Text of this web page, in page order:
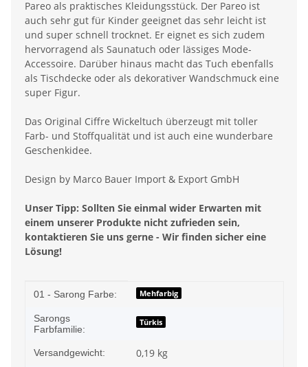
Pareo als praktisches Kleidungsstück. Der Pareo ist
auch sehr gut für Kinder geeignet das sehr leicht ist
und super schnell trocknet. Er eignet es sich zudem
hervorragend als Saunatuch oder lässiges Mode-
Accessoire. Darüber hinaus macht das Tuch ebenfalls
als Tischdecke oder als dekorativer Wandschmuck eine
super Figur.
Das Original Ciffre Wickeltuch überzeugt mit toller
Farb- und Stoffqualität und ist auch eine wunderbare
Geschenkidee.
Design by Marco Bauer Import & Export GmbH
Unser Tipp: Sollten Sie einmal wider Erwarten mit
einem unserer Produkte nicht zufrieden sein,
kontaktieren Sie uns gerne - Wir finden sicher eine
Lösung!
Produkteigenschaft
Wert
01 - Sarong Farbe: Mehfarbig
Sarongs
Farbfamilie:
Türkis
Versandgewicht: 0,19 kg